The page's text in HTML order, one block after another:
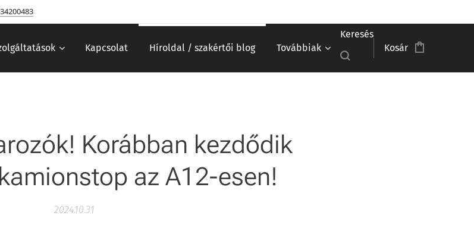
Kapcsolat Híroldal / szakértői blog Továbbiak
Keresés
Kosár
Korábban kezdődik
az A12-esen!
2024.10.31